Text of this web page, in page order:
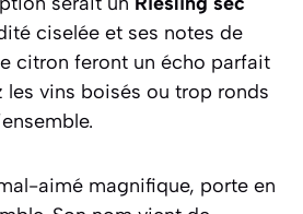
ciselée et ses notes de
citron feront un écho parfait
les vins boisés ou trop ronds
aimé magnifique, porte en